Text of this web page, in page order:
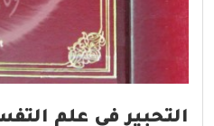
التحبير في علم